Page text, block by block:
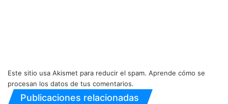
Este sitio usa Akismet para reducir el spam. Aprende cómo se
procesan los datos de tus comentarios.
Publicaciones relacionadas